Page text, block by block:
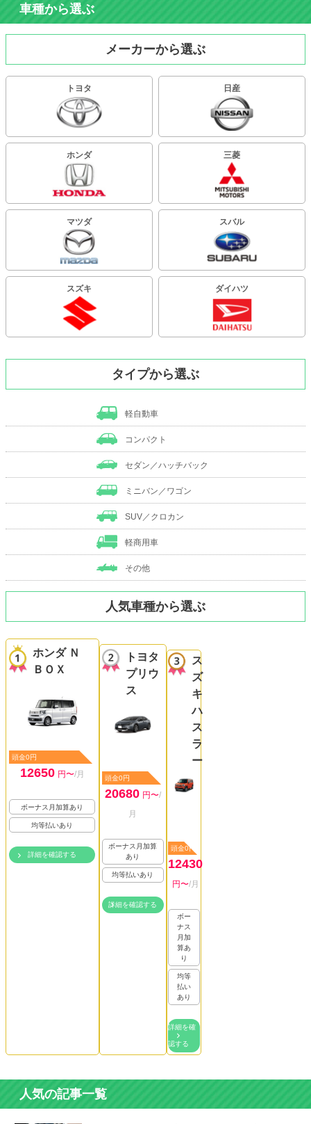
車種から選ぶ
メーカーから選ぶ
トヨタ 日産
ホンダ 三菱
マツダ スバル
スズキ ダイハツ
タイプから選ぶ
軽自動車
コンパクト
セダン／ハッチバック
ミニバン／ワゴン
SUV／クロカン
軽商用車
その他
人気車種から選ぶ
ホンダ Ｎ
ＢＯＸ
頭金0円
12650 円〜/月
ボーナス月加算あり
均等払いあり
詳細を確認する
トヨタ
プリウ
ス
頭金0円
20680 円〜/
月
ボーナス月加算
あり
均等払いあり
詳細を確認する
ス
ズ
キ
ハ
ス
ラ
ー
頭金0円
12430
円〜/月
ボー
ナス
月加
算あ
り
均等
払い
あり
詳細を確
認する
人気の記事一覧